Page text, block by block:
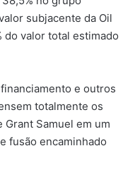
subjacente da Oil
do valor total estimado
e outros
totalmente os
Grant Samuel em um
fusão encaminhado